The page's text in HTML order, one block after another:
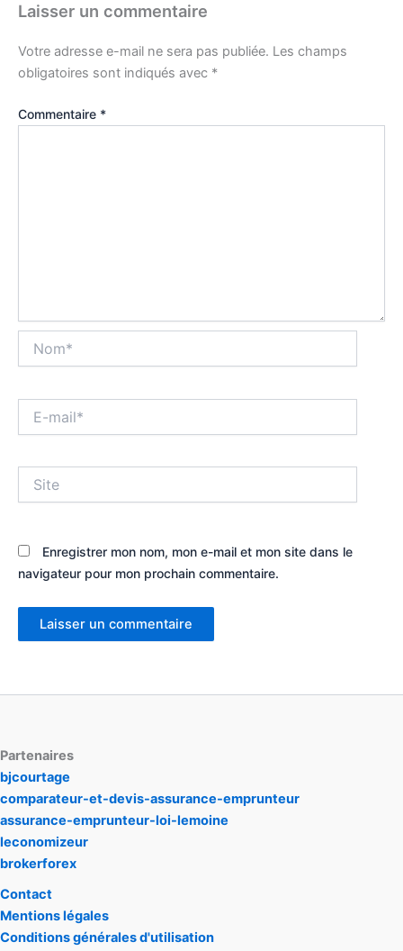
Laisser un commentaire
Votre adresse e-mail ne sera pas publiée. Les champs
obligatoires sont indiqués avec *
Commentaire *
mail*
Enregistrer mon nom, mon e-mail et mon site dans le
navigateur pour mon prochain commentaire.
Partenaires
bjcourtage
comparateur-et-devis-assurance-emprunteur
assurance-emprunteur-loi-lemoine
leconomizeur
brokerforex
Contact
Mentions légales
Conditions générales d'utilisation